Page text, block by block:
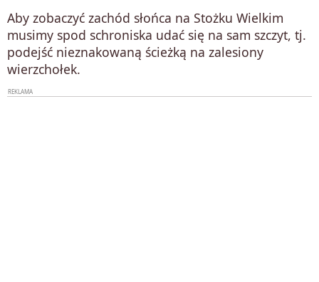
Aby zobaczyć zachód słońca na Stożku Wielkim
musimy spod schroniska udać się na sam szczyt, tj.
podejść nieznakowaną ścieżką na zalesiony
wierzchołek.